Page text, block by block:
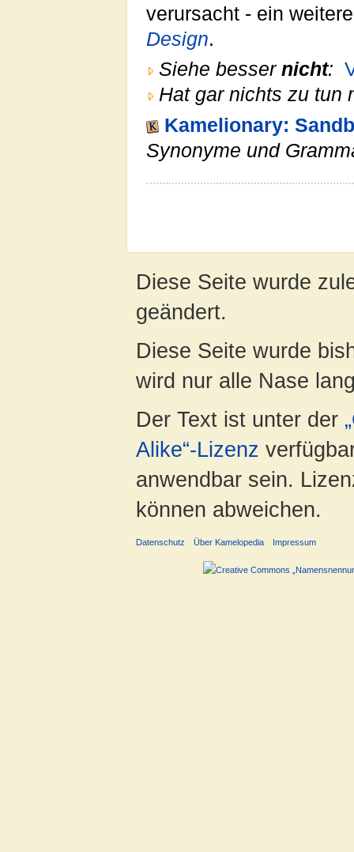
verursacht - ein
Design.
Siehe besser nicht:
Hat gar nichts zu tun
Kamelionary:
Synonyme und
Diese Seite wurde
geändert.
Diese Seite wurde
wird nur alle Nase
Der Text ist unter der
Alike“-Lizenz
anwendbar sein.
können abweichen.
Datenschutz Über Kamelopedia Impressum